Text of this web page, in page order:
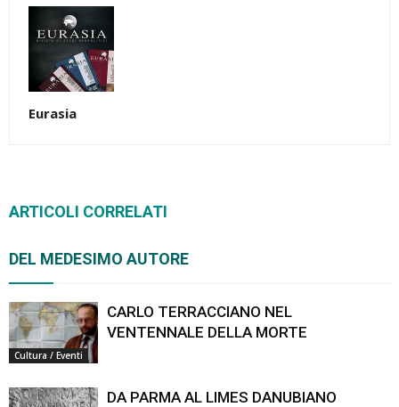
Eurasia
ARTICOLI CORRELATI
DEL MEDESIMO AUTORE
Cultura / Eventi
CARLO TERRACCIANO NEL
VENTENNALE DELLA MORTE
DA PARMA AL LIMES DANUBIANO